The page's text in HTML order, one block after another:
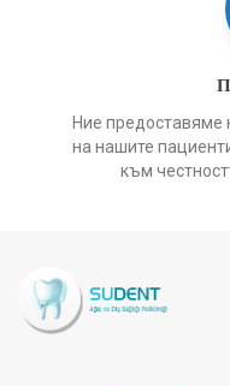
Ние предоставяме
на нашите
към